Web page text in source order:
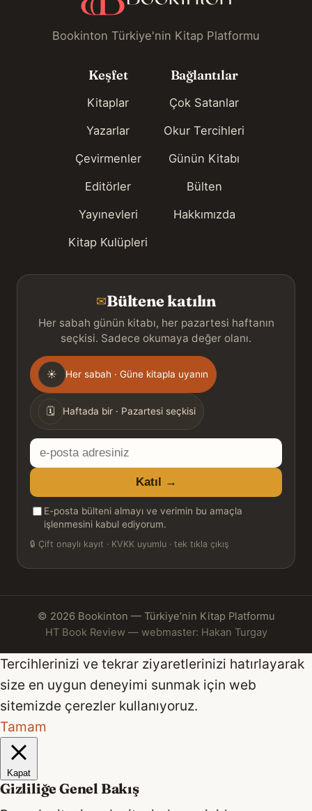
Bookinton Türkiye'nin Kitap Platformu
Keşfet
Kitaplar
Yazarlar
Çevirmenler
Editörler
Yayınevleri
Kitap Kulüpleri
Bağlantılar
Çok Satanlar
Okur Tercihleri
Günün Kitabı
Bülten
Hakkımızda
✉Bültene katılın
Her sabah günün kitabı, her pazartesi haftanın
seçkisi. Sadece okumaya değer olanı.
Gönderim
sıklığı
☀ Her sabah · Güne kitapla uyanın
🗓 Haftada bir · Pazartesi seçkisi
E-
posta
adresiniz
Katıl →
E-posta bülteni almayı ve verimin bu amaçla
işlenmesini kabul ediyorum.
🔒 Çift onaylı kayıt · KVKK uyumlu · tek tıkla çıkış
© 2026 Bookinton — Türkiye’nin Kitap Platformu
HT Book Review — webmaster: Hakan Turgay
Tercihlerinizi ve tekrar ziyaretlerinizi hatırlayarak
size en uygun deneyimi sunmak için web
sitemizde çerezler kullanıyoruz.
Tamam
Kapat
Gizliliğe Genel Bakış